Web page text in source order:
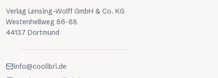
Verlag Lensing-Wolff GmbH & Co. KG
Westenhellweg 86-88
44137 Dortmund
info@coolibri.de